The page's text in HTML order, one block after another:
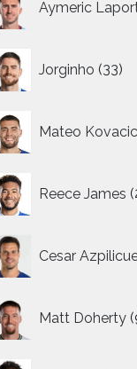
Aymeric
Jorginho 33
Mateo Kovacic
Reece James
Cesar
Matt Doherty